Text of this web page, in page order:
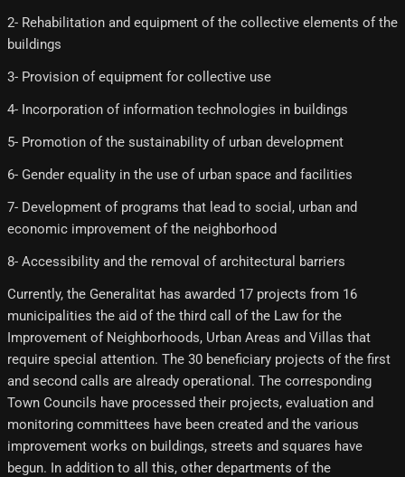
2- Rehabilitation and equipment of the collective elements of the
buildings
3- Provision of equipment for collective use
4- Incorporation of information technologies in buildings
5- Promotion of the sustainability of urban development
6- Gender equality in the use of urban space and facilities
7- Development of programs that lead to social, urban and
economic improvement of the neighborhood
8- Accessibility and the removal of architectural barriers
Currently, the Generalitat has awarded 17 projects from 16
municipalities the aid of the third call of the Law for the
Improvement of Neighborhoods, Urban Areas and Villas that
require special attention. The 30 beneficiary projects of the first
and second calls are already operational. The corresponding
Town Councils have processed their projects, evaluation and
monitoring committees have been created and the various
improvement works on buildings, streets and squares have
begun. In addition to all this, other departments of the